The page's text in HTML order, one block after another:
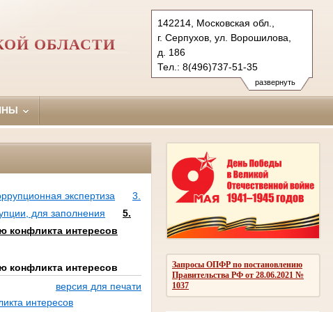
развернуть
142214, Московская обл.,
г. Серпухов, ул. Ворошилова,
д. 186
Тел.: 8(496)737-51-35
serpuhov.mo@sudrf.ru
ОБЛАСТИ
Запросы ОПФР по постановлению
Правительства РФ от 28.06.2021 №
1037
экспертиза
3.
для заполнения
5.
конфликта интересов
конфликта интересов
версия для печати
интересов